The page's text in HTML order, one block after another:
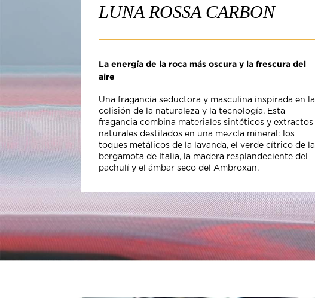
LUNA ROSSA CARBON
La energía de la roca más oscura y la frescura del
aire
Una fragancia seductora y masculina inspirada en la
colisión de la naturaleza y la tecnología. Esta
fragancia combina materiales sintéticos y extractos
naturales destilados en una mezcla mineral: los
toques metálicos de la lavanda, el verde cítrico de la
bergamota de Italia, la madera resplandeciente del
pachulí y el ámbar seco del Ambroxan.